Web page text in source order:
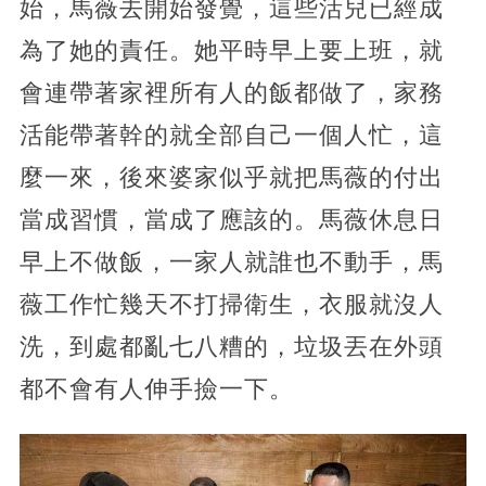
始，馬薇去開始發覺，這些活兒已經成
為了她的責任。她平時早上要上班，就
會連帶著家裡所有人的飯都做了，家務
活能帶著幹的就全部自己一個人忙，這
麼一來，後來婆家似乎就把馬薇的付出
當成習慣，當成了應該的。馬薇休息日
早上不做飯，一家人就誰也不動手，馬
薇工作忙幾天不打掃衛生，衣服就沒人
洗，到處都亂七八糟的，垃圾丟在外頭
都不會有人伸手撿一下。